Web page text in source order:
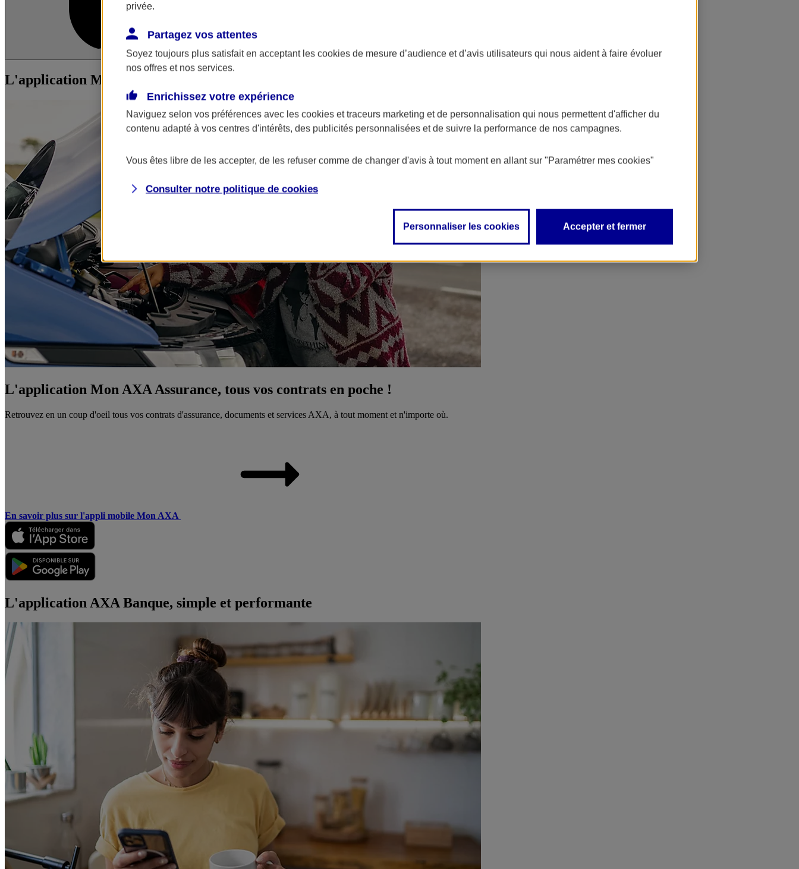
L'application Mon AXA Assurance L'application AXA Banque
L'application Mon AXA Assurance, tous vos contrats en poche !
L'application Mon AXA Assurance, tous vos contrats en poche !
Retrouvez en un coup d'oeil tous vos contrats d'assurance, documents et services AXA, à tout moment et n'importe où.
En savoir plus sur l'appli mobile Mon AXA
L'application AXA Banque, simple et performante
privée.
Partagez vos attentes
Soyez toujours plus satisfait en acceptant les cookies de mesure d’audience et d’avis utilisateurs qui nous aident à faire évoluer
nos offres et nos services.
Enrichissez votre expérience
Naviguez selon vos préférences avec les cookies et traceurs marketing et de personnalisation qui nous permettent d'afficher du
contenu adapté à vos centres d'intérêts, des publicités personnalisées et de suivre la performance de nos campagnes.
Vous êtes libre de les accepter, de les refuser comme de changer d'avis à tout moment en allant sur "Paramétrer mes cookies"
Consulter notre politique de cookies
Personnaliser les cookies Accepter et fermer